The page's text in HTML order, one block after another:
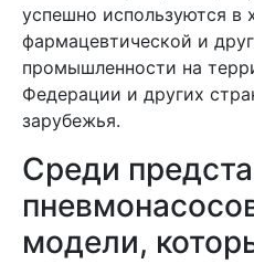
успешно используются в
фармацевтической и
промышленности на
Федерации и других
зарубежья.
Среди
модели,